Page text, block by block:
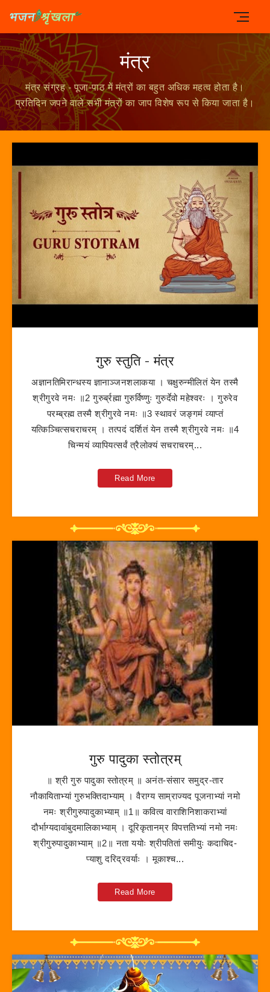
मंत्र
मंत्र संग्रह - पूजा-पाठ में मंत्रों का बहुत अधिक महत्व होता है।
प्रतिदिन जपने वाले सभी मंत्रों का जाप विशेष रूप से किया जाता है।
गुरु स्तुति - मंत्र
अज्ञानतिमिरान्धस्य ज्ञानाञ्जनशलाकया । चक्षुरुन्मीलितं येन तस्मै
श्रीगुरवे नमः ॥2 गुरुर्ब्रह्मा गुरुर्विष्णुः गुरुर्देवो महेश्वरः । गुरुरेव
परम्ब्रह्म तस्मै श्रीगुरवे नमः ॥3 स्थावरं जङ्गमं व्याप्तं
यत्किञ्चित्सचराचरम् । तत्पदं दर्शितं येन तस्मै श्रीगुरवे नमः ॥4
चिन्मयं व्यापियत्सर्वं त्रैलोक्यं सचराचरम्...
Read More
गुरु पादुका स्तोत्रम्
॥ श्री गुरु पादुका स्तोत्रम् ॥ अनंत-संसार समुद्र-तार
नौकायिताभ्यां गुरुभक्तिदाभ्याम् । वैराग्य साम्राज्यद पूजनाभ्यां नमो
नमः श्रीगुरुपादुकाभ्याम् ॥1॥ कवित्व वाराशिनिशाकराभ्यां
दौर्भाग्यदावांबुदमालिकाभ्याम् । दूरिकृतानम्र विपत्ततिभ्यां नमो नमः
श्रीगुरुपादुकाभ्याम् ॥2॥ नता ययोः श्रीपतितां समीयुः कदाचिद-
प्याशु दरिद्रवर्याः । मूकाश्च...
Read More